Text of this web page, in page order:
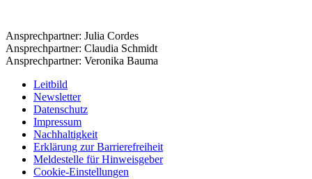
Ansprechpartner: Julia Cordes
Ansprechpartner: Claudia Schmidt
Ansprechpartner: Veronika Bauma
Leitbild
Newsletter
Datenschutz
Impressum
Nachhaltigkeit
Erklärung zur Barrierefreiheit
Meldestelle für Hinweisgeber
Cookie-Einstellungen